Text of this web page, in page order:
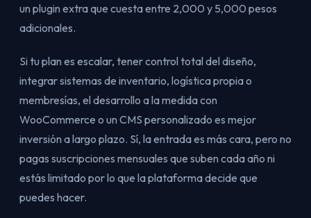
un plugin extra que cuesta entre 2,000 y 5,000 pesos
adicionales.
Si tu plan es escalar, tener control total del diseño,
integrar sistemas de inventario, logística propia o
membresías, el desarrollo a la medida con
WooCommerce o un CMS personalizado es mejor
inversión a largo plazo. Sí, la entrada es más cara, pero no
pagas suscripciones mensuales que suben cada año ni
estás limitado por lo que la plataforma decide que
puedes hacer.